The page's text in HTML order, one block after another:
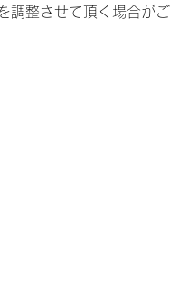
調整させて頂く場合がご